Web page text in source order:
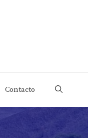
Contacto